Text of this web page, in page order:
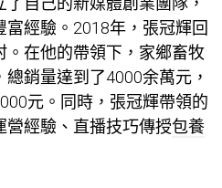
經驗。2018年，張冠輝回
。在他的帶領下，家鄉畜牧
銷量達到了4000余萬元，
元。同時，張冠輝帶領的
營經驗、直播技巧傳授包養